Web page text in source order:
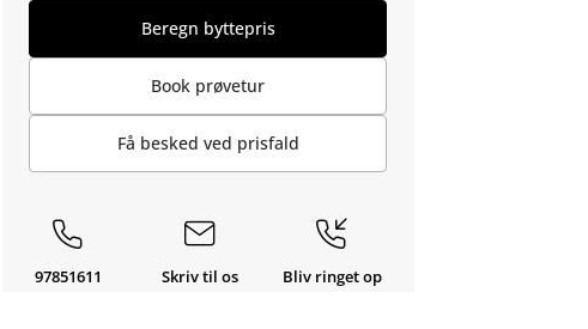
Beregn byttepris
Book prøvetur
Få besked ved prisfald
97851611 Skriv til os Bliv ringet op